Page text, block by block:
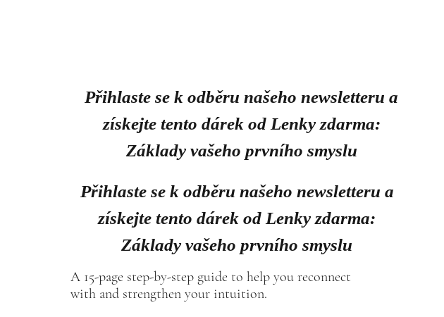
Přihlaste se k odběru našeho newsletteru a
získejte tento dárek od Lenky zdarma:
Základy vašeho prvního smyslu
Přihlaste se k odběru našeho newsletteru a
získejte tento dárek od Lenky zdarma:
Základy vašeho prvního smyslu
A 15-page step-by-step guide to help you reconnect
with and strengthen your intuition.